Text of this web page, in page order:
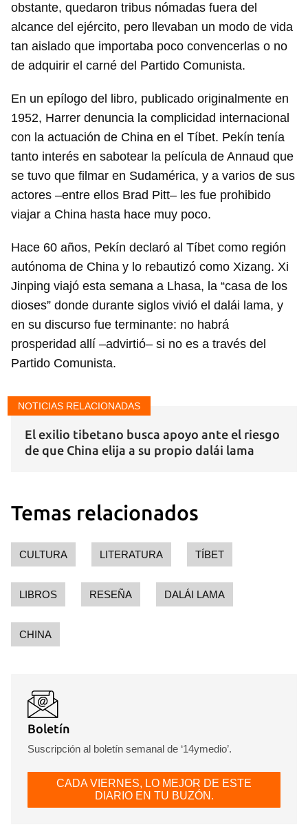
obstante, quedaron tribus nómadas fuera del
alcance del ejército, pero llevaban un modo de vida
tan aislado que importaba poco convencerlas o no
de adquirir el carné del Partido Comunista.
En un epílogo del libro, publicado originalmente en
1952, Harrer denuncia la complicidad internacional
con la actuación de China en el Tíbet. Pekín tenía
tanto interés en sabotear la película de Annaud que
se tuvo que filmar en Sudamérica, y a varios de sus
actores –entre ellos Brad Pitt– les fue prohibido
viajar a China hasta hace muy poco.
Hace 60 años, Pekín declaró al Tíbet como región
autónoma de China y lo rebautizó como Xizang. Xi
Jinping viajó esta semana a Lhasa, la “casa de los
dioses” donde durante siglos vivió el dalái lama, y
en su discurso fue terminante: no habrá
prosperidad allí –advirtió– si no es a través del
Partido Comunista.
NOTICIAS RELACIONADAS
El exilio tibetano busca apoyo ante el riesgo
de que China elija a su propio dalái lama
Temas relacionados
CULTURA LITERATURA TÍBET
LIBROS RESEÑA DALÁI LAMA
CHINA
Boletín
Suscripción al boletín semanal de ‘14ymedio’.
CADA VIERNES, LO MEJOR DE ESTE
DIARIO EN TU BUZÓN.